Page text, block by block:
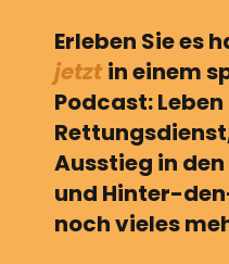
Erleben Sie es
jetzt in einem
Podcast:
Ausstieg in
und Hinter-
noch vieles